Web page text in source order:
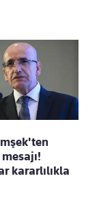
kararlılıkla